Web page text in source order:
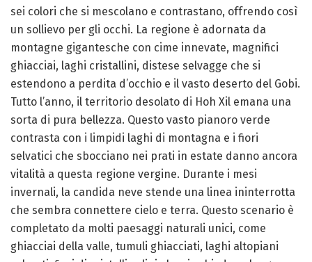
sei colori che si mescolano e contrastano, offrendo così
un sollievo per gli occhi. La regione è adornata da
montagne gigantesche con cime innevate, magnifici
ghiacciai, laghi cristallini, distese selvagge che si
estendono a perdita d’occhio e il vasto deserto del Gobi.
Tutto l’anno, il territorio desolato di Hoh Xil emana una
sorta di pura bellezza. Questo vasto pianoro verde
contrasta con i limpidi laghi di montagna e i fiori
selvatici che sbocciano nei prati in estate danno ancora
vitalità a questa regione vergine. Durante i mesi
invernali, la candida neve stende una linea ininterrotta
che sembra connettere cielo e terra. Questo scenario è
completato da molti paesaggi naturali unici, come
ghiacciai della valle, tumuli ghiacciati, laghi altopiani